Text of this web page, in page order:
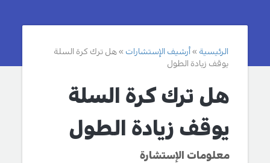
الرئيسية أرشيف الإستشارات
هل ترك كرة السلة
يوقف زيادة الطول
هل ترك كرة السلة
يوقف زيادة الطول
معلومات الإستشارة